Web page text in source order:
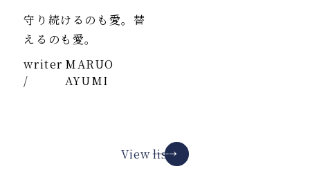
守り続けるのも愛。替
えるのも愛。
writer
/
MARUO
AYUMI
View list